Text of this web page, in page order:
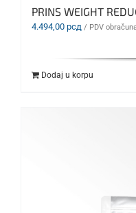
PRINS WEIGHT
4.494,00 рсд / PDV
Dodaj u korpu